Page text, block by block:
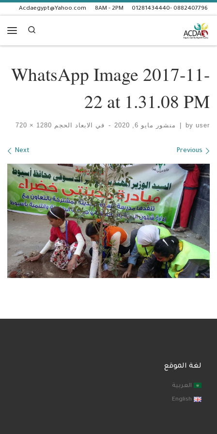
Skip to content
0882407796 -01281434440
8AM - 2PM
Acdaegypt@Yahoo.com
Search
WhatsApp Image 2017-11-
22 at 1.31.08 PM
by user منشور مايو 6, 2020 - في الابعاد الحجم
Images navigation
Previous
Next
لغة الموقع
العربية
English